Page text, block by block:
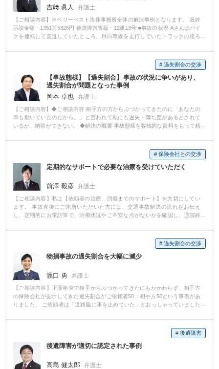
を前提に、示談交渉を行いましたが、相手方保険会社は、Hさんの納得のいく
金額を提示することはなく、交渉は合意に至りませんでした。 ベリーベスト
法律事務所では、示談金額を上げるためには、非該当とされた後遺障害の認
定に対して異議申立をするしかないと判断し、異議申立をすることになりま
した。その際、医師に対しては、診断書に通院状況についての追記を依頼
認定を受けることができました。 14級9号の認定を受けることができたた
め、賠償額は大幅に上昇し、約365万円で示談が成立する結果となりました。
吉﨑 眞人
弁護士
【ご相談内容】※ベリーベスト法律事務所全体の解決事例となります。 最終
示談金額・1351万5326円 後遺障害等級・12級13号 ■事故の状況 Aさんはバイ
クを運転して直進していたところ、対向車線を走行していたトラックの後ろ
Aさんのバイクは転倒しました。 その結果、Aさんは右ひじ骨折の傷害を負い
ました。 傷病名：右肘頭骨折、右肘部管症候群 ■ご依頼内容 Aさんは、事故
直後から数日間入院し、退院してから1週間程度で当事務所にご相談いただき
ました。 ご相談時点で、相手方保険会社からはAさんにも過失があると主張
され、治療費の立替えを求められたり、休業損害もすぐに支払ってもらえる
かわからないという状況で、Aさんは痛みと不安を抱えた状態でした。 そこ
で、弁護士に依頼をした場合にどういった対応をしてもらえるのかお問い合
わせいただきました。 ■ベリーベスト法律事務所の対応とその結果 Aさんから
相談を受けた弁護士は、①過失割合の交渉、物損額の交渉、治療費や休業損
害の支払いに関する交渉、後遺障害申立て、最終的な賠償額の交渉をすべて
に後遺障害等級が認定されやすくなること、③弁護士に依頼することで慰謝
料等の賠償額が大幅に増加する可能性が高いこと、④Aさんは弁護士費用特約
に加入していたため、原則弁護士費用の自己負担がないことを説明しまし
た。 その後、Aさんからご依頼をいただき、早速相手方保険会社に交渉を開
始しました。 その結果、すぐに保険会社は治療費を病院に直接支払う旨約束
での治療を継続していましたが、肘の痛みはなかなか治まらず、ドライバー
の仕事に復職することができないでいました。 事故から半年ほど経過した
頃、相手方保険会社は休業損害の支払いをストップするという交渉をしてき
面を発行してもらいました。 その結果、保険会社は休業損害の支払いを継続
するよう方針を変更し、最終的には1年間以上も休業損害の支払いを受けるこ
とができました。 Aさんは懸命に治療を続けましたが、1年を経過しても痛み
が治まることはなかったため、医師から症状固定の診断を受け、後遺障害の
申立てをすることとなりました。 後遺障害の申立てにあたっては、事前に弁
護士が医師宛の書面を作成し、必要な検査を実施していただくよう依頼をし
ていましたので、医師が神経伝導速度検査を実施し、他覚的所見がある旨を
後遺障害診断書に記載していただきました。 その結果、無事に12級13号が認
ば、14級9号の認定に留まった可能性も十分にありましたので、Aさんに喜ん
# 過失割合の交渉
【事故態様】【過失割合】事故の状況に争いがあり、
過失割合が問題となった事例
岡本 卓也 弁護士
【ご相談内容】◆ご相談内容 相手方の方からぶつかってきたのに「あなたの
車も動いていたのだから。」と言われて私にも過失・落ち度があるとされて
いるが、納得ができない。 ◆解決の概要 事故態様を客観的な資料をもって精
しました。 最終的に保険会社とは過失ゼロでの示談をすることができまし
# 保険会社との交渉
定期的なサポートで必要な治療を受けていただく
前澤 毅彦 弁護士
【ご相談内容】私は【依頼者の治療、回復までのサポート】を大切にしてい
ます。 事故直後にご来所いただいた方には、交通事故解決の流れをお伝え
し、定期的にお電話等で、治療状況やご不安な点がないかを確認し、通院終
ているため、医師の判断等を踏まえた交渉が可能です。 実際に、保険会社か
ら治療の打切りを打診された際も、治療の必要性を訴える等交渉し、安心し
# 過失割合の交渉
物損事故の過失割合を大幅に減少
瀧口 勇 弁護士
【ご相談内容】正面衝突で相手からぶつかってきたにもかかわらず、相手方
の保険会社が提示してきた過失割合がご依頼者50：相手方50という事例があ
りました。 ご依頼者は「道路脇に車を止めていた」とおっしゃっていました
どの道路状況から車両がとのように動くのか訴えて、最終的にご依頼者25：
相手方75の過失割合で和解しました。 このような証拠がない中でも、ご依頼
者をお助けするために「何か主張できることはないか」一生懸命に考えて、
最善を尽くせるよう努めています。
# 後遺障害
後遺障害が適切に認定された事例
高島 健太郎 弁護士